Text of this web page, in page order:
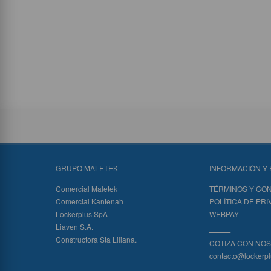
GRUPO MALETEK
Comercial Maletek
Comercial Kantenah
Lockerplus SpA
Liaven S.A.
Constructora Sta Liliana.
INFORMACIÓN Y
TÉRMINOS Y
POLÍTICA DE
WEBPAY
COTIZA CON